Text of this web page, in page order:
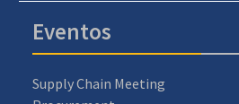
Eventos
Supply Chain Meeting